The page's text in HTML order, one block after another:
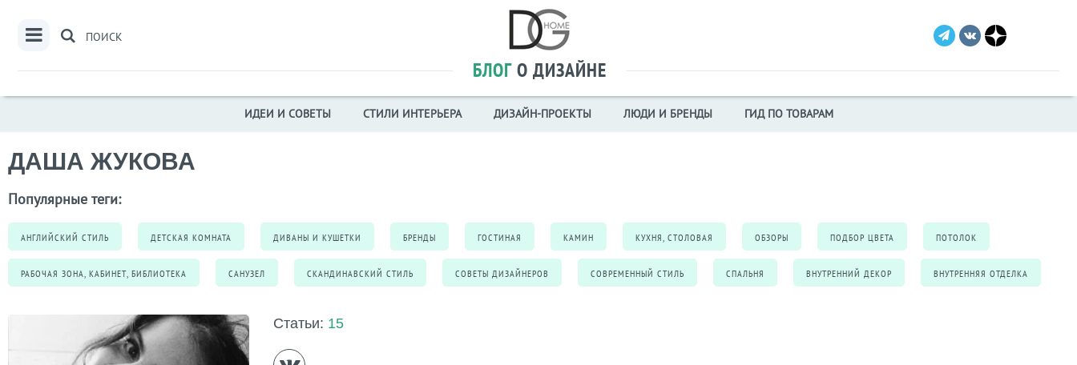
ПОИСК
БЛОГО ДИЗАЙНЕ
ИДЕИ И СОВЕТЫ СТИЛИ ИНТЕРЬЕРА ДИЗАЙН-ПРОЕКТЫ ЛЮДИ И БРЕНДЫ ГИД ПО ТОВАРАМ
ДАША ЖУКОВА
Популярные теги:
АНГЛИЙСКИЙ СТИЛЬ ДЕТСКАЯ КОМНАТА ДИВАНЫ И КУШЕТКИ БРЕНДЫ ГОСТИНАЯ КАМИН КУХНЯ, СТОЛОВАЯ ОБЗОРЫ ПОДБОР ЦВЕТА ПОТОЛОК
РАБОЧАЯ ЗОНА, КАБИНЕТ, БИБЛИОТЕКА САНУЗЕЛ СКАНДИНАВСКИЙ СТИЛЬ СОВЕТЫ ДИЗАЙНЕРОВ СОВРЕМЕННЫЙ СТИЛЬ СПАЛЬНЯ ВНУТРЕННИЙ ДЕКОР ВНУТРЕННЯЯ ОТДЕЛКА
Статьи: 15